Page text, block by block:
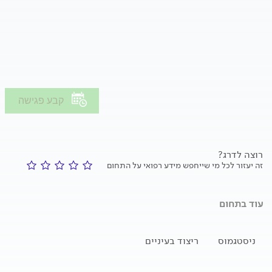
קבע פגישה
רוצה לדרג?
זה יעזור לכל מי שייחפש מידע רפואי על התחום
עוד בתחום
ניסטגמוס ריצוד בעיניים